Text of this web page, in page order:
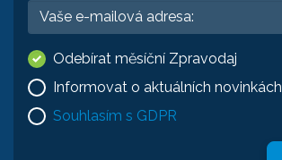
Odebírat měsíční Zpravodaj
Informovat o aktuálních novinkách
Souhlasím s GDPR